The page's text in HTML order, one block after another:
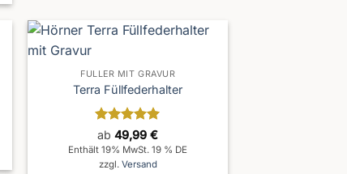
FÜLLER MIT GRAVUR
Terra Füllfederhalter
Bewertet
mit4.93
von 5
ab49,99€
Enthält 19% MwSt. 19 % DE
zzgl. Versand